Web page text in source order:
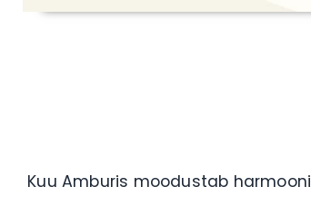
Kuu Amburis moodustab